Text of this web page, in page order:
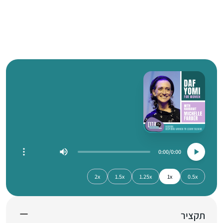
0:00
0:00
0.5x
1x
1.25x
1.5x
2x
תקציר